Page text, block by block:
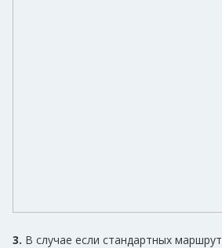
3. В случае если стандартных